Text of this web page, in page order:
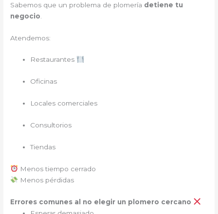
Sabemos que un problema de plomería detiene tu
negocio
Atendemos:
Restaurantes
Oficinas
Locales comerciales
Consultorios
Tiendas
Menos tiempo cerrado
Menos pérdidas
Errores comunes al no elegir un plomero cercano